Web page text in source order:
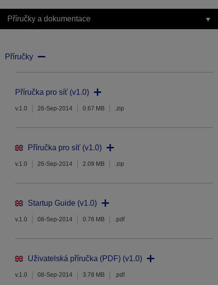
Příručky a dokumentace
Příručky
Příručka pro síť (v1.0)
v.1.0 26-Sep-2014 0.67 MB .zip
Příručka pro síť (v1.0)
v.1.0 26-Sep-2014 2.09 MB .zip
Startup Guide (v1.0)
v.1.0 08-Sep-2014 0.76 MB .pdf
Uživatelská příručka (PDF) (v1.0)
v.1.0 08-Sep-2014 3.78 MB .pdf